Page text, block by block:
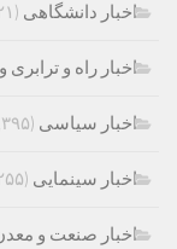
اخبار دانشگاهی (۱,۵۲۱)
اخبار راه و
اخبار سیاسی (۶,۳۹۵)
اخبار سینمایی (۲۵۵)
اخبار صنعت و